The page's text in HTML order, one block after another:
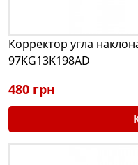
Корректор угла
97KG13K198AD
480 грн